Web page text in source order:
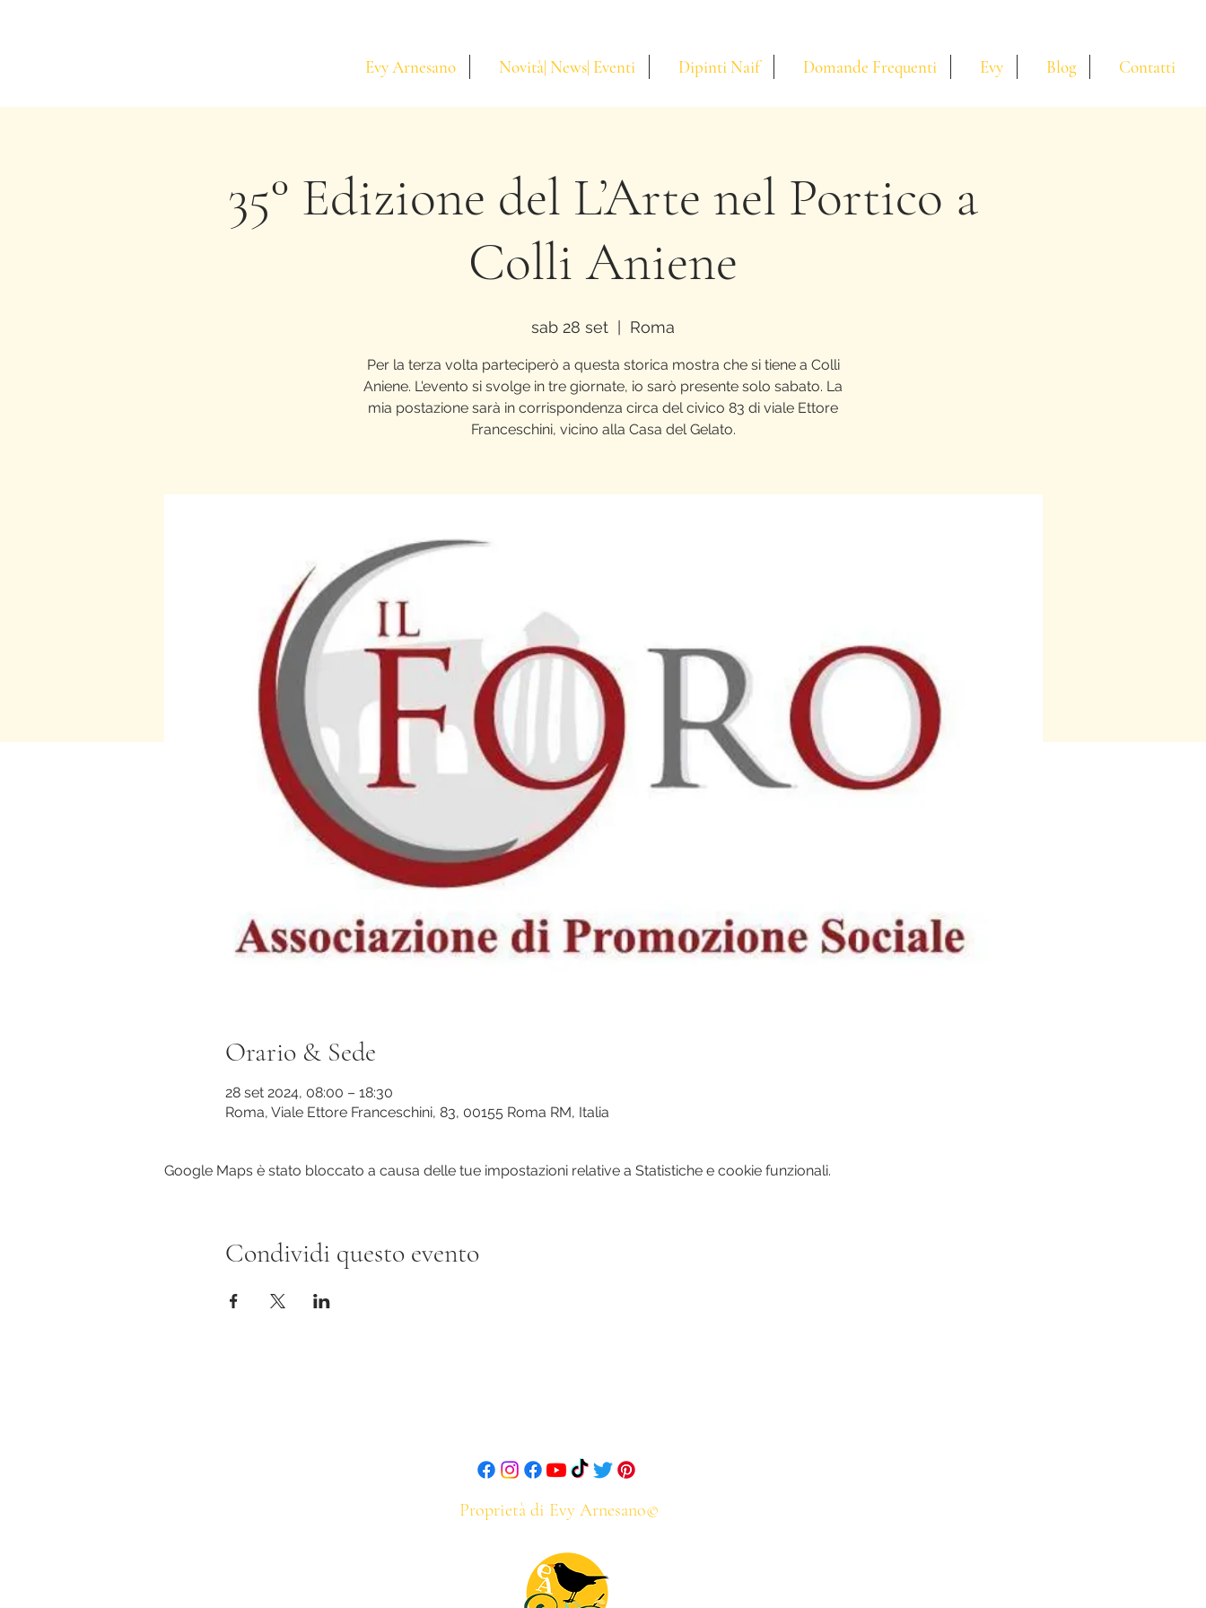
Evy Arnesano Novità| News| Eventi Dipinti Naif Domande Frequenti Evy Blog Contatti
35° Edizione del L’Arte nel Portico a
Colli Aniene
sab 28 set Roma
Per la terza volta parteciperò a questa storica mostra che si tiene a Colli
Aniene. L'evento si svolge in tre giornate, io sarò presente solo sabato. La
mia postazione sarà in corrispondenza circa del civico 83 di viale Ettore
Franceschini, vicino alla Casa del Gelato.
Orario & Sede
28 set 2024, 08:00 – 18:30
Roma, Viale Ettore Franceschini, 83, 00155 Roma RM, Italia
Google Maps è stato bloccato a causa delle tue impostazioni relative a Statistiche e cookie funzionali.
Condividi questo evento
Proprietà di Evy Arnesano©